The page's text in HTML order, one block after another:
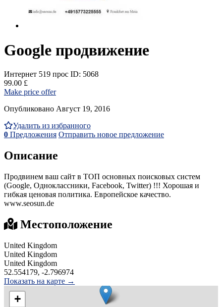
Google продвижение
Интернет 519 прос ID: 5068
99.00 £
Make price offer
Опубликовано Август 19, 2016
Удалить из избранного
0 Предложения Отправить новое предложение
Описание
Продвинем ваш сайт в ТОП основных поисковых систем
(Google, Одноклассники, Facebook, Twitter) !!! Хорошая и
гибкая ценовая политика. Европейское качество.
www.seosun.de
Местоположение
United Kingdom
United Kingdom
United Kingdom
52.554179, -2.796974
Показать на карте →
+